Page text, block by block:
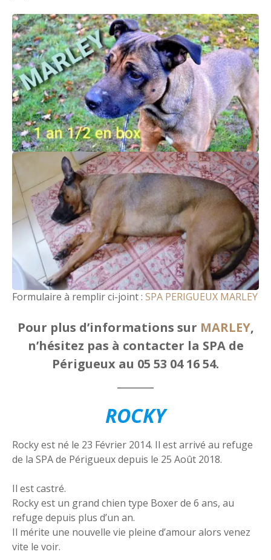
Formulaire à remplir ci-joint : SPA PERIGUEUX MARLEY
Pour plus d’informations sur MARLEY,
n’hésitez pas à contacter la SPA de
Périgueux au 05 53 04 16 54.
ROCKY
Rocky est né le 23 Février 2014. Il est arrivé au refuge
de la SPA de Périgueux depuis le 25 Août 2018.
Il est castré.
Rocky est un grand chien type Boxer de 6 ans, au
refuge depuis plus d’un an.
Il mérite une nouvelle vie pleine d’amour alors venez
vite le voir.